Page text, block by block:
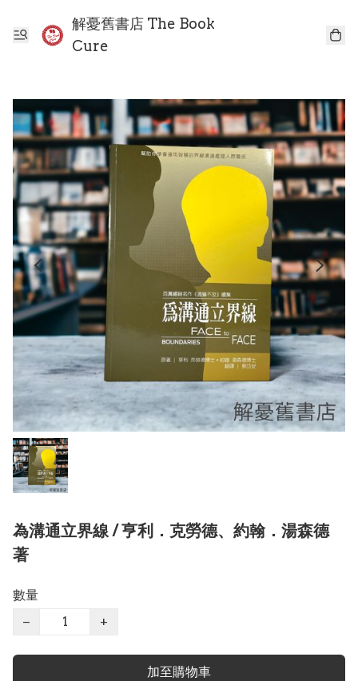
解憂舊書店 The Book
Cure
為溝通立界線 / 亨利．克勞德、約翰．湯森德
著
數量
−
+
加至購物車